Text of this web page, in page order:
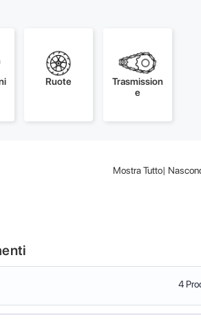
Ruote
Trasmission
e
Mostra Tutto|
4